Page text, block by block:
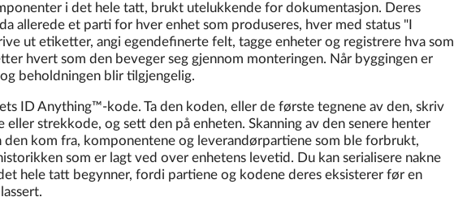
i det hele tatt, brukt utelukkende for dokumentasjon. Deres
allerede et parti for hver enhet som produseres, hver med status "I
ut etiketter, angi egendefinerte felt, tagge enheter og registrere hva som
hvert som den beveger seg gjennom monteringen. Når byggingen er
beholdningen blir tilgjengelig.
ID Anything™-kode. Ta den koden, eller de første tegnene av den, skriv
eller strekkode, og sett den på enheten. Skanning av den senere henter
kom fra, komponentene og leverandørpartiene som ble forbrukt,
som er lagt ved over enhetens levetid. Du kan serialisere nakne
hele tatt begynner, fordi partiene og kodene deres eksisterer før en